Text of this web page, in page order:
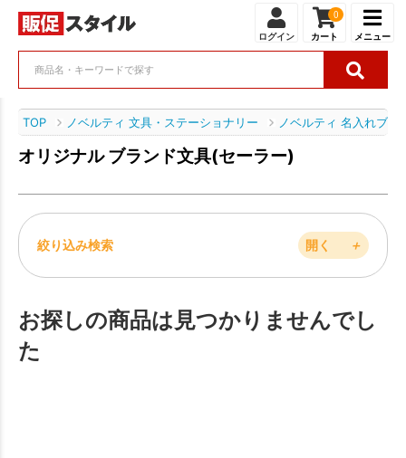
ログイン
0
カート メニュー
TOP ノベルティ 文具・ステーショナリー ノベルティ 名入れブラ
オリジナル ブランド文具(セーラー)
絞り込み検索 開く ＋
お探しの商品は見つかりませんでし
た